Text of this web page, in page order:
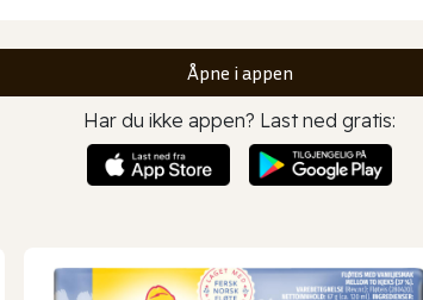
Åpne i appen
Har du ikke appen? Last ned gratis: